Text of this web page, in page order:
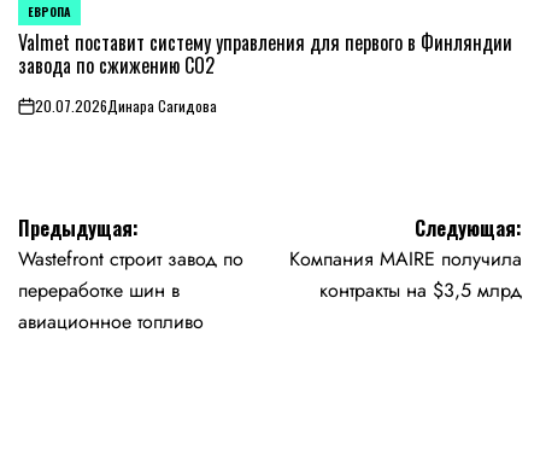
ОПУБЛИКОВАНО
В
ЕВРОПА
Valmet поставит систему управления для первого в Финляндии
завода по сжижению CO2
on20.07.2026Динара Сагидова
Навигация
по
записям
Предыдущая:
Wastefront строит завод по
переработке шин в
авиационное топливо
Следующая:
Компания MAIRE получила
контракты на $3,5 млрд